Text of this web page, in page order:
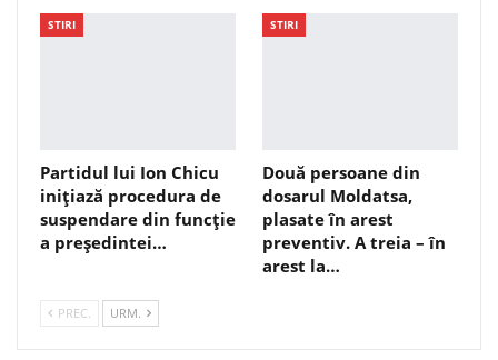
STIRI
Partidul lui Ion Chicu
inițiază procedura de
suspendare din funcție
a președintei…
STIRI
Două persoane din
dosarul Moldatsa,
plasate în arest
preventiv. A treia – în
arest la…
PREC. URM.